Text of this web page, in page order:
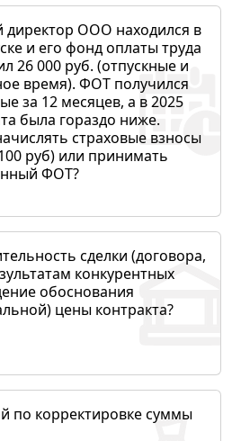
директор ООО находился в
и его фонд оплаты труда
26 000 руб. (отпускные и
время). ФОТ получился
за 12 месяцев, а в 2025
была гораздо ниже.
страховые взносы
руб) или принимать
ФОТ?
сделки (договора,
конкурентных
обоснования
цены контракта?
по корректировке суммы